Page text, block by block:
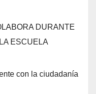
DURANTE
ESCUELA
con la ciudadanía